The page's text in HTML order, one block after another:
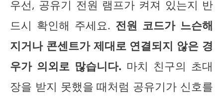
우선, 공유기 전원 램프가 켜져 있는지 반
드시 확인해 주세요. 전원 코드가 느슨해
지거나 콘센트가 제대로 연결되지 않은 경
우가 의외로 많습니다. 마치 친구의 초대
장을 받지 못했을 때처럼 공유기가 신호를